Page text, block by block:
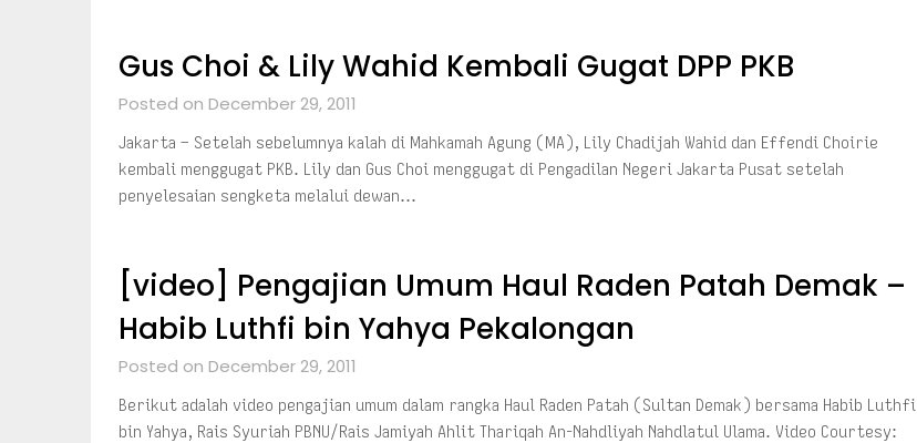
Gus Choi & Lily Wahid Kembali Gugat DPP PKB
Posted on December 29, 2011
Jakarta – Setelah sebelumnya kalah di Mahkamah Agung (MA), Lily Chadijah Wahid dan Effendi Choirie
kembali menggugat PKB. Lily dan Gus Choi menggugat di Pengadilan Negeri Jakarta Pusat setelah
penyelesaian sengketa melalui dewan…
[video] Pengajian Umum Haul Raden Patah Demak –
Habib Luthfi bin Yahya Pekalongan
Posted on December 29, 2011
Berikut adalah video pengajian umum dalam rangka Haul Raden Patah (Sultan Demak) bersama Habib Luthfi
bin Yahya, Rais Syuriah PBNU/Rais Jamiyah Ahlit Thariqah An-Nahdliyah Nahdlatul Ulama. Video Courtesy: